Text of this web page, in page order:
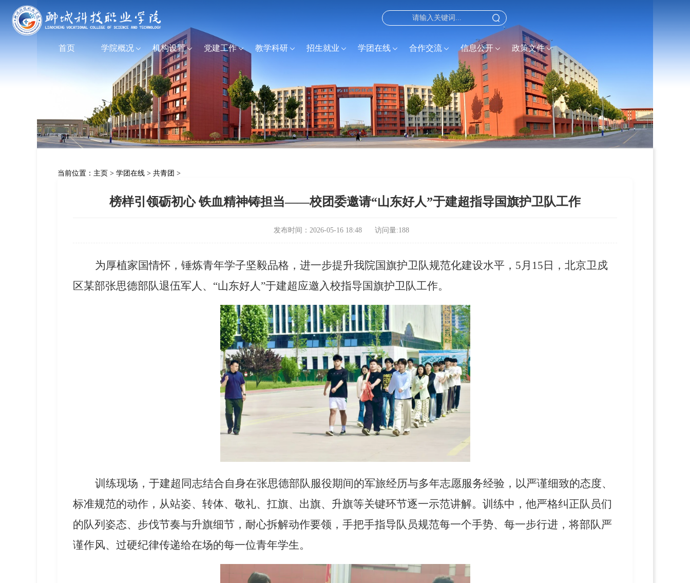
首页 学院概况 机构设置 党建工作 教学科研 招生就业 学团在线 合作交流 信息公开 政策文件
当前位置： 主页 > 学团在线 > 共青团 >
榜样引领砺初心 铁血精神铸担当——校团委邀请“山东好人”于建超指导国旗护卫队工作
发布时间：2026-05-16 18:48 访问量:188
为厚植家国情怀，锤炼青年学子坚毅品格，进一步提升我院国旗护卫队规范化建设水平， 5月15日，北京卫戍
区某部张思德部队退伍军人、“山东好人”于建超应邀入校指导国旗护卫队工作。
训练现场，于建超同志结合自身在张思德部队服役期间的军旅经历与多年志愿服务经验，以严谨细致的态度、
标准规范的动作，从站姿、转体、敬礼、扛旗、出旗、升旗等关键环节逐一示范讲解。训练中，他严格纠正队员们
的队列姿态、步伐节奏与升旗细节，耐心拆解动作要领，手把手指导队员规范每一个手势、每一步行进，将部队严
谨作风、过硬纪律传递给在场的每一位青年学生。